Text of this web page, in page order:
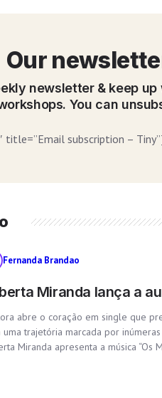
Our
newsletter & keep
You can
subscription –
Fernanda Brandao
Miranda lança a
abre o coração em single que
uma trajetória marcada por
Miranda apresenta a música “Os